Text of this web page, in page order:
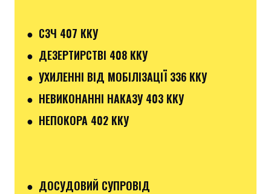
● СЗЧ 407 ККУ
● ДЕЗЕРТИРСТВІ 408 ККУ
● УХИЛЕННІ ВІД МОБІЛІЗАЦІЇ 336 ККУ
● НЕВИКОНАННІ НАКАЗУ 403 ККУ
● НЕПОКОРА 402 ККУ
● ДОСУДОВИЙ СУПРОВІД